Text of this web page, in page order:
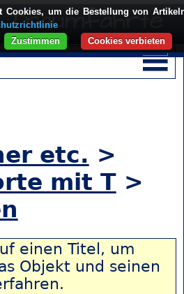
etc. >
mit T>
einen Titel, um
Objekt und seinen
Cookies, um die Bestellung von
Cookies verbieten
Zustimmen